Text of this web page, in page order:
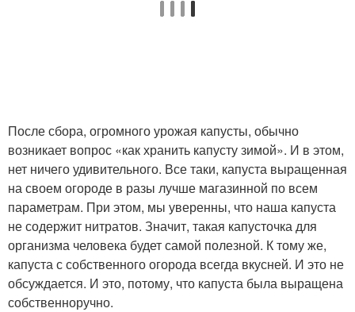
После сбора, огромного урожая капусты, обычно
возникает вопрос «как хранить капусту зимой». И в этом,
нет ничего удивительного. Все таки, капуста выращенная
на своем огороде в разы лучше магазинной по всем
параметрам. При этом, мы уверенны, что наша капуста
не содержит нитратов. Значит, такая капусточка для
организма человека будет самой полезной. К тому же,
капуста с собственного огорода всегда вкусней. И это не
обсуждается. И это, потому, что капуста была выращена
собственноручно.